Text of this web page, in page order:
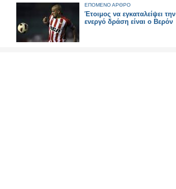
ΕΠΟΜΕΝΟ ΑΡΘΡΟ
Έτοιμος να εγκαταλείψει την
ενεργό δράση είναι ο Βερόν